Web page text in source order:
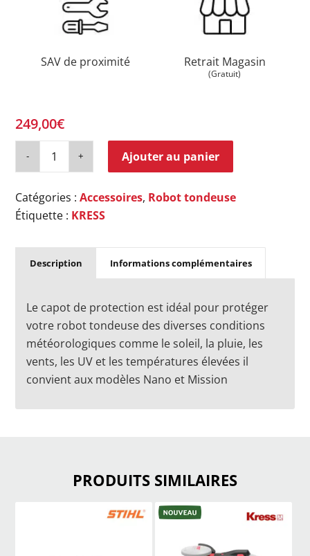
SAV de proximité Retrait Magasin
(Gratuit)
249,00€
Ajouter au panier
Catégories :Accessoires, Robot tondeuse
Étiquette : KRESS
Description Informations complémentaires
Le capot de protection est idéal pour protéger
votre robot tondeuse des diverses conditions
météorologiques comme le soleil, la pluie, les
vents, les UV et les températures élevées il
convient aux modèles Nano et Mission
PRODUITS SIMILAIRES